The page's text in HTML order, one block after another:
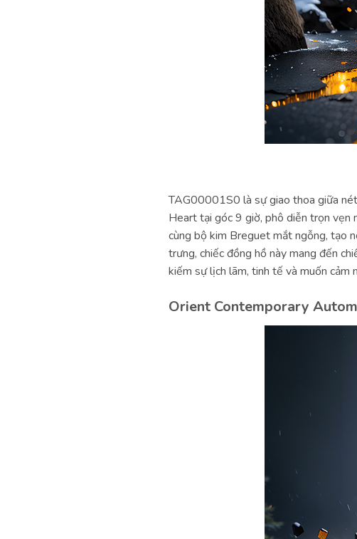
TAG00001S0 là sự giao thoa giữa
Heart tại góc 9 giờ, phô diễn trọn
cùng bộ kim Breguet mắt ngỗng, tạo
trưng, chiếc đồng hồ này mang đến
kiếm sự lịch lãm, tinh tế và muốn cảm
Orient Contemporary